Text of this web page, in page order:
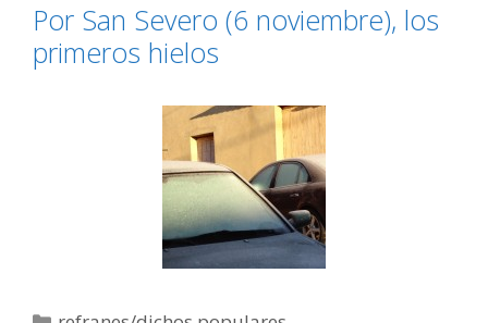
Por San Severo (6 noviembre), los
primeros hielos